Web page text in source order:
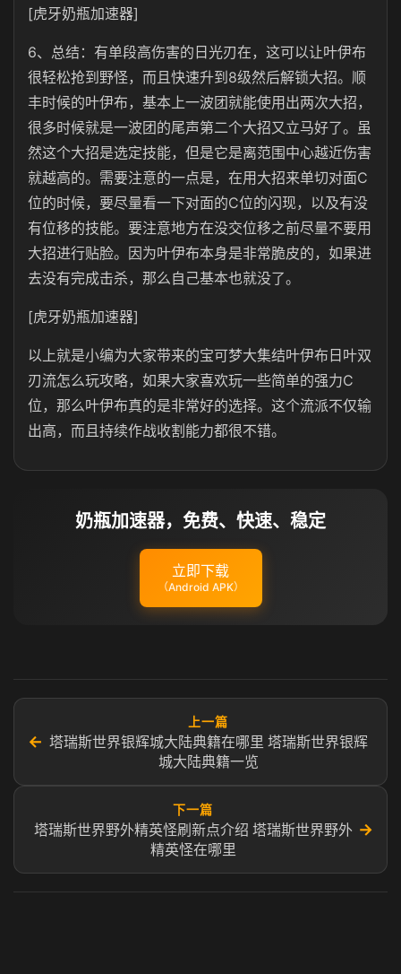
[虎牙奶瓶加速器]
6、总结：有单段高伤害的日光刃在，这可以让叶伊布
很轻松抢到野怪，而且快速升到8级然后解锁大招。顺
丰时候的叶伊布，基本上一波团就能使用出两次大招，
很多时候就是一波团的尾声第二个大招又立马好了。虽
然这个大招是选定技能，但是它是离范围中心越近伤害
就越高的。需要注意的一点是，在用大招来单切对面C
位的时候，要尽量看一下对面的C位的闪现，以及有没
有位移的技能。要注意地方在没交位移之前尽量不要用
大招进行贴脸。因为叶伊布本身是非常脆皮的，如果进
去没有完成击杀，那么自己基本也就没了。
[虎牙奶瓶加速器]
以上就是小编为大家带来的宝可梦大集结叶伊布日叶双
刃流怎么玩攻略，如果大家喜欢玩一些简单的强力C
位，那么叶伊布真的是非常好的选择。这个流派不仅输
出高，而且持续作战收割能力都很不错。
奶瓶加速器，免费、快速、稳定
立即下载
（Android APK）
←
上一篇
塔瑞斯世界银辉城大陆典籍在哪里 塔瑞斯世界银辉
城大陆典籍一览
下一篇
塔瑞斯世界野外精英怪刷新点介绍 塔瑞斯世界野外
精英怪在哪里
→